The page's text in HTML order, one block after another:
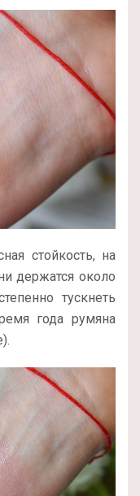
стойкость, на
держатся около
тускнеть
года румяна